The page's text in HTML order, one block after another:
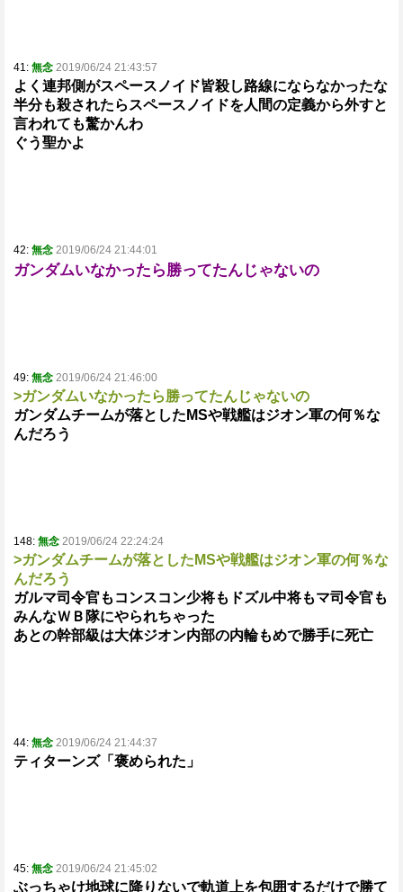
41: 無念 2019/06/24 21:43:57
よく連邦側がスペースノイド皆殺し路線にならなかったな
半分も殺されたらスペースノイドを人間の定義から外すと
言われても驚かんわ
ぐう聖かよ
42: 無念 2019/06/24 21:44:01
ガンダムいなかったら勝ってたんじゃないの
49: 無念 2019/06/24 21:46:00
>ガンダムいなかったら勝ってたんじゃないの
ガンダムチームが落としたMSや戦艦はジオン軍の何％な
んだろう
148: 無念 2019/06/24 22:24:24
>ガンダムチームが落としたMSや戦艦はジオン軍の何％な
んだろう
ガルマ司令官もコンスコン少将もドズル中将もマ司令官も
みんなＷＢ隊にやられちゃった
あとの幹部級は大体ジオン内部の内輪もめで勝手に死亡
44: 無念 2019/06/24 21:44:37
ティターンズ「褒められた」
45: 無念 2019/06/24 21:45:02
ぶっちゃけ地球に降りないで軌道上を包囲するだけで勝て